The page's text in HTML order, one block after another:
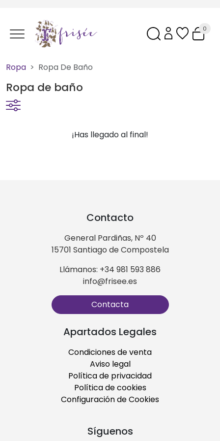
0
Ropa Ropa De Baño
Ropa de baño
¡Has llegado al final!
Contacto
General Pardiñas, Nº 40
15701 Santiago de Compostela
Llámanos: +34 981 593 886
info@frisee.es
Contacta
Apartados Legales
Condiciones de venta
Aviso legal
Política de privacidad
Política de cookies
Configuración de Cookies
Síguenos